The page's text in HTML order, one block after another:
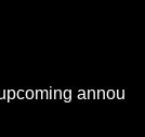
annou